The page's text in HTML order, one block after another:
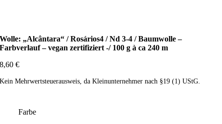
Wolle: „Alcântara“ / Rosários4 / Nd 3-4 / Baumwolle –
Farbverlauf – vegan zertifiziert -/ 100 g à ca 240 m
8,60€
Kein Mehrwertsteuerausweis, da Kleinunternehmer nach §19 (1) UStG.
Farbe